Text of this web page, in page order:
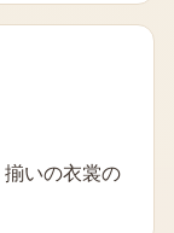
いの衣裳の